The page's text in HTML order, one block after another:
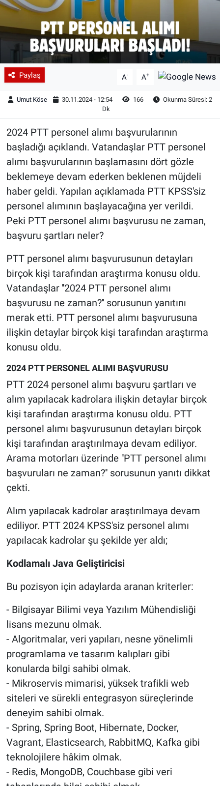
Paylaş A- A+
Umut Köse 30.11.2024 - 12:54 166
Okunma Süresi: 2
Dk
2024 PTT personel alımı başvurularının
başladığı açıklandı. Vatandaşlar PTT personel
alımı başvurularının başlamasını dört gözle
beklemeye devam ederken beklenen müjdeli
haber geldi. Yapılan açıklamada PTT KPSS'siz
personel alımının başlayacağına yer verildi.
Peki PTT personel alımı başvurusu ne zaman,
başvuru şartları neler?
PTT personel alımı başvurusunun detayları
birçok kişi tarafından araştırma konusu oldu.
Vatandaşlar ''2024 PTT personel alımı
başvurusu ne zaman?'' sorusunun yanıtını
merak etti. PTT personel alımı başvurusuna
ilişkin detaylar birçok kişi tarafından araştırma
konusu oldu.
2024 PTT PERSONEL ALIMI BAŞVURUSU
PTT 2024 personel alımı başvuru şartları ve
alım yapılacak kadrolara ilişkin detaylar birçok
kişi tarafından araştırma konusu oldu. PTT
personel alımı başvurusunun detayları birçok
kişi tarafından araştırılmaya devam ediliyor.
Arama motorları üzerinde ''PTT personel alımı
başvuruları ne zaman?'' sorusunun yanıtı dikkat
çekti.
Alım yapılacak kadrolar araştırılmaya devam
ediliyor. PTT 2024 KPSS'siz personel alımı
yapılacak kadrolar şu şekilde yer aldı;
Kodlamalı Java Geliştiricisi
Bu pozisyon için adaylarda aranan kriterler:
- Bilgisayar Bilimi veya Yazılım Mühendisliği
lisans mezunu olmak.
- Algoritmalar, veri yapıları, nesne yönelimli
programlama ve tasarım kalıpları gibi
konularda bilgi sahibi olmak.
- Mikroservis mimarisi, yüksek trafikli web
siteleri ve sürekli entegrasyon süreçlerinde
deneyim sahibi olmak.
- Spring, Spring Boot, Hibernate, Docker,
Vagrant, Elasticsearch, RabbitMQ, Kafka gibi
teknolojilere hâkim olmak.
- Redis, MongoDB, Couchbase gibi veri